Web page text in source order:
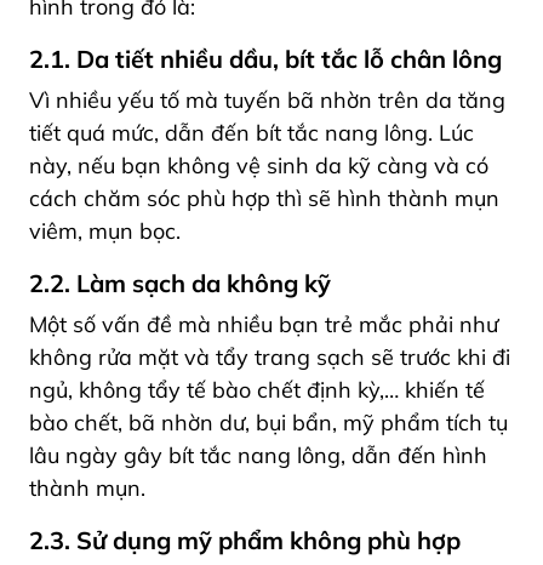
hình trong đó là:
2.1. Da tiết nhiều dầu, bít tắc lỗ chân lông
Vì nhiều yếu tố mà tuyến bã nhờn trên da tăng
tiết quá mức, dẫn đến bít tắc nang lông. Lúc
này, nếu bạn không vệ sinh da kỹ càng và có
cách chăm sóc phù hợp thì sẽ hình thành mụn
viêm, mụn bọc.
2.2. Làm sạch da không kỹ
Một số vấn đề mà nhiều bạn trẻ mắc phải như
không rửa mặt và tẩy trang sạch sẽ trước khi đi
ngủ, không tẩy tế bào chết định kỳ,… khiến tế
bào chết, bã nhờn dư, bụi bẩn, mỹ phẩm tích tụ
lâu ngày gây bít tắc nang lông, dẫn đến hình
thành mụn.
2.3. Sử dụng mỹ phẩm không phù hợp